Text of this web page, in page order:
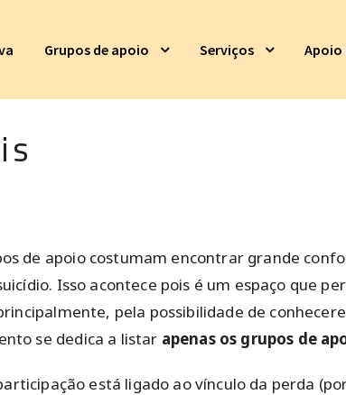
Grupos de apoio Serviços Apoio
de apoio costumam encontrar grande
Isso acontece pois é um espaço que
pela possibilidade de
se dedica a listar apenas os grupos de
está ligado ao vínculo da perda